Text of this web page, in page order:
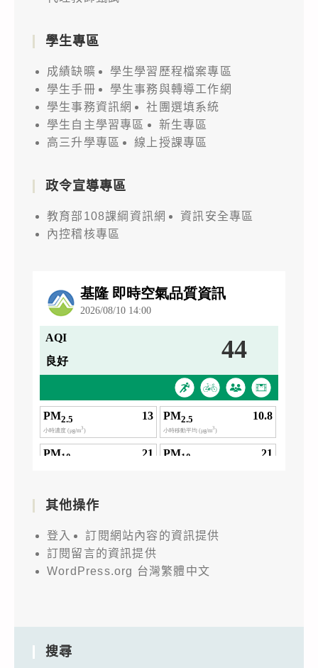
學生專區
成績缺曠
學生學習歷程檔案專區
學生手冊
學生事務與轉導工作網
學生事務資訊網
社團選填系統
學生自主學習專區
新生專區
高三升學專區
線上授課專區
政令宣導專區
教育部108課綱資訊網
資訊安全專區
內控稽核專區
其他操作
登入
訂閱網站內容的資訊提供
訂閱留言的資訊提供
WordPress.org 台灣繁體中文
搜尋